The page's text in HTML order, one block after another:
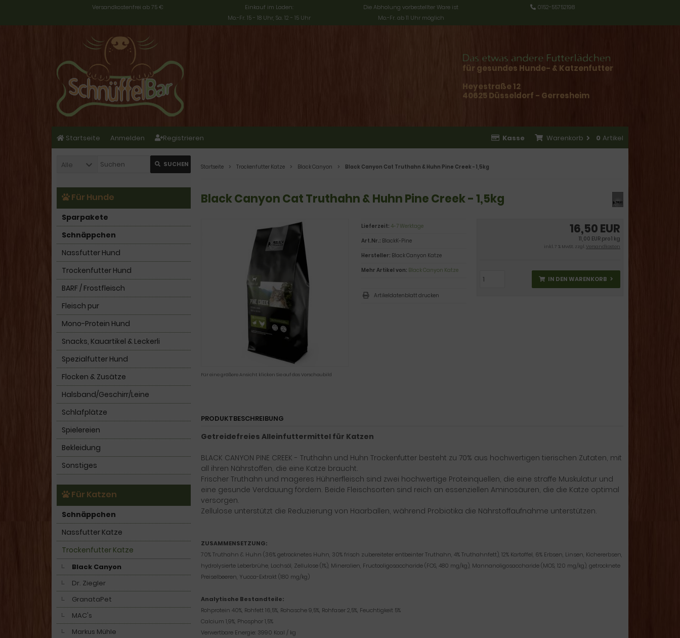
Versandkostenfrei ab 75 €
Einkauf im Laden:
Mo.-Fr. 15 - 18 Uhr, Sa. 12 - 15 Uhr
Die Abholung vorbestellter Ware ist
Mo.-Fr. ab 11 Uhr möglich
0152-55752198
für gesundes Hunde- & Katzenfutter
Heyestraße 12
40625 Düsseldorf - Gerresheim
Startseite Anmelden Registrieren Warenkorb 0 Artikel
Kasse
Startseite Trockenfutter Katze Black Canyon Black Canyon Cat Truthahn & Huhn Pine Creek - 1,5kg
Black Canyon Cat Truthahn & Huhn Pine Creek - 1,5kg
Für eine größere Ansicht klicken Sie auf das Vorschaubild
16,50 EUR
11,00 EUR pro 1 kg
inkl. 7 % MwSt. zzgl.Versandkosten
IN DEN WARENKORB
Lieferzeit: 4-7 Werktage
Art.Nr.: BlackK-Pine
Hersteller: Black Canyon Katze
Mehr Artikel von: Black Canyon Katze
Artikeldatenblatt drucken
PRODUKTBESCHREIBUNG
Getreidefreies Alleinfuttermittel für Katzen
BLACK CANYON PINE CREEK - Truthahn und Huhn Trockenfutter besteht zu 70% aus hochwertigen tierischen Zutaten, mit
all ihren Nährstoffen, die eine Katze braucht.
Frischer Truthahn und mageres Hühnerfleisch sind zwei hochwertige Proteinquellen, die eine straffe Muskulatur und
eine gesunde Verdauung fördern. Beide Fleischsorten sind reich an essenziellen Aminosäuren, die die Katze optimal
versorgen.
Zellulose unterstützt die Reduzierung von Haarballen, während Probiotika die Nährstoffaufnahme unterstützen.
ZUSAMMENSETZUNG:
70% Truthahn & Huhn (36% getrocknetes Huhn, 30% frisch zubereiteter entbeinter Truthahn, 4% Truthahnfett), 12% Kartoffel, 6% Erbsen, Linsen, Kichererbsen,
hydrolysierte Leberbrühe, Lachsöl, Zellulose (1%), Mineralien, Fructooligosaccharide (FOS, 480 mg/kg), Mannanoligosaccharide (MOS, 120 mg/kg), getrocknete
Preiselbeeren, Yucca-Extrakt (180 mg/kg)
Analytische Bestandteile:
Rohprotein 40%, Rohfett 16,5%, Rohasche 9,5%, Rohfaser 2,5%, Feuchtigkeit 5%
Calcium 1,9%, Phosphor 1,5%
Verwertbare Energie: 3990 Kcal / kg
Alle SUCHEN
Für Hunde
Sparpakete
Schnäppchen
Nassfutter Hund
Trockenfutter Hund
BARF / Frostfleisch
Fleisch pur
Mono-Protein Hund
Snacks, Kauartikel & Leckerli
Spezialfutter Hund
Flocken & Zusätze
Halsband/Geschirr/Leine
Schlafplätze
Spielereien
Bekleidung
Sonstiges
Für Katzen
Schnäppchen
Nassfutter Katze
Trockenfutter Katze
Black Canyon
Dr. Ziegler
GranataPet
MAC's
Markus Mühle